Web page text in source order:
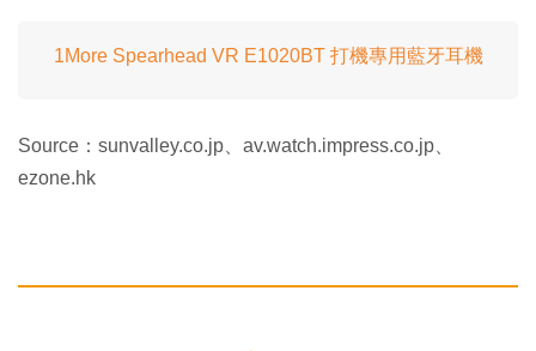
1More Spearhead VR E1020BT 打機專用藍牙耳機
Source：sunvalley.co.jp、av.watch.impress.co.jp、
ezone.hk